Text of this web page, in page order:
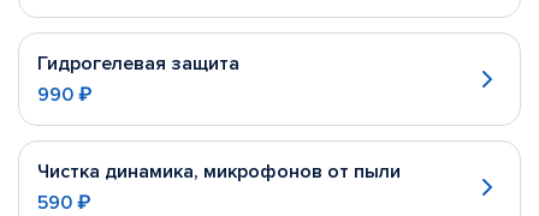
Гидрогелевая защита
990 ₽
Чистка динамика, микрофонов от пыли
590 ₽